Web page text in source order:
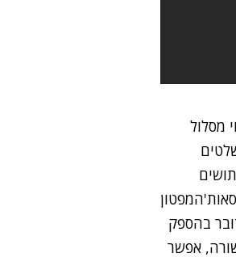
מסלול
בהספק
אפשר